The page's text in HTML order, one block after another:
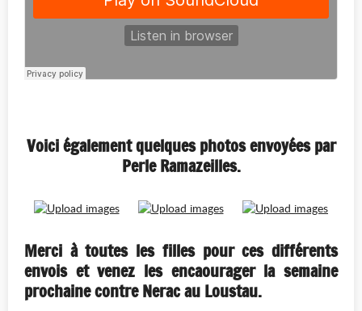
Voici également quelques photos envoyées par
Perle Ramazeilles.
Merci à toutes les filles pour ces différents
envois et venez les encaourager la semaine
prochaine contre Nerac au Loustau.